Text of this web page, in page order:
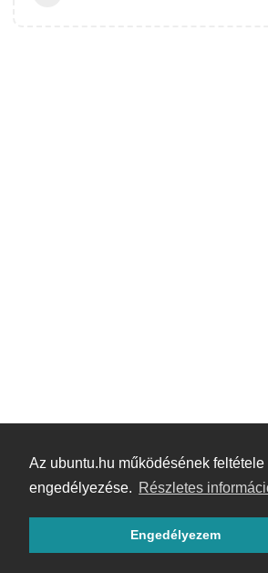
Az ubuntu.hu működésének feltétele
engedélyezése. Részletes
Engedélyezem